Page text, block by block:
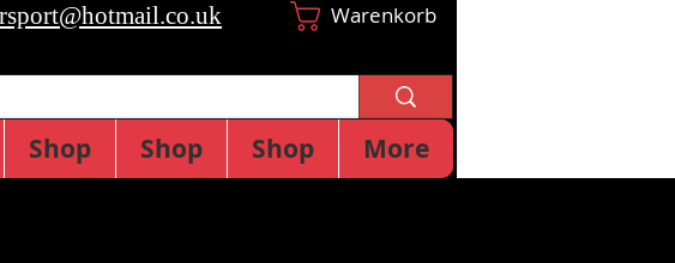
Warenkorb
Shop Shop Shop More